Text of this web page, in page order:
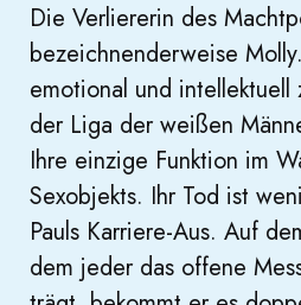
Die Verliererin des
bezeichnenderweise
emotional und intellektuell
der Liga der weißen
Ihre einzige Funktion im
Sexobjekts. Ihr Tod ist
Pauls Karriere-Aus. Auf
dem jeder das offene